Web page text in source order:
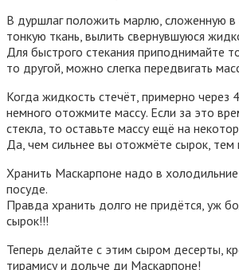
В дуршлаг положить марлю, сложенную в
тонкую ткань, вылить свернувшуюся
Для быстрого стекания приподнимайте
то другой, можно слегка передвигать
Когда жидкость стечёт, примерно через
немного отожмите массу. Если за это
стекла, то оставьте массу ещё на
Да, чем сильнее вы отожмёте сырок, тем
Хранить Маскарпоне надо в
посуде.
Правда хранить долго не придётся, уж
сырок!!!
Теперь делайте с этим сыром десерты,
тирамису и дольче ди Маскарпоне!